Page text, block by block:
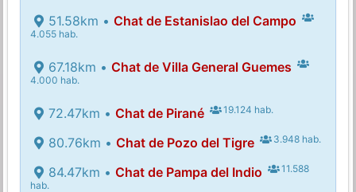
51.58km • Chat de Estanislao del Campo
4.055 hab.
67.18km • Chat de Villa General Guemes
4.000 hab.
72.47km • Chat de Pirané 19.124 hab.
80.76km • Chat de Pozo del Tigre 3.948 hab.
84.47km • Chat de Pampa del Indio
11.588
hab.